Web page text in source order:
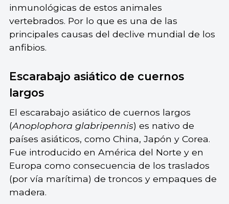
inmunológicas de estos animales
vertebrados. Por lo que es una de las
principales causas del declive mundial de los
anfibios.
Escarabajo asiático de cuernos
largos
El escarabajo asiático de cuernos largos
(Anoplophora glabripennis) es nativo de
países asiáticos, como China, Japón y Corea.
Fue introducido en América del Norte y en
Europa como consecuencia de los traslados
(por vía marítima) de troncos y empaques de
madera.